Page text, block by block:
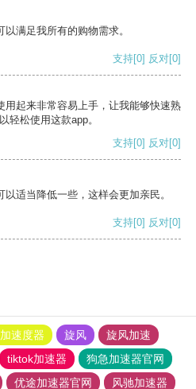
满足我所有的购物需求。
支持[0] 反对[0]
用起来非常容易上手，让我能够快速熟
轻松使用这款app。
支持[0] 反对[0]
适当降低一些，这样会更加亲民。
支持[0] 反对[0]
速度器 旋风
旋风加速
tiktok加速器
狗急加速器官网
优途加速器官网 风驰加速器